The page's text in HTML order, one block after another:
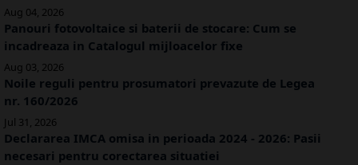
Aug 04, 2026
Panouri fotovoltaice si baterii de stocare: Cum se
incadreaza in Catalogul mijloacelor fixe
Aug 03, 2026
Noile reguli pentru prosumatori prevazute de Legea
nr. 160/2026
Jul 31, 2026
Declararea IMCA omisa in perioada 2024 - 2026: Pasii
necesari pentru corectarea situatiei